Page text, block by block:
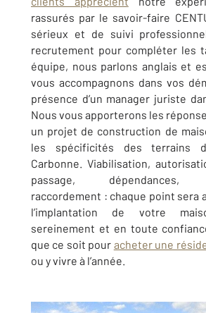
rassurés par le savoir-faire
sérieux et de suivi
recrutement pour compléter les
équipe, nous parlons anglais et
vous accompagnons dans vos
présence d’un manager juriste
Nous vous apporterons les
un projet de construction de
les spécificités des terrains
Carbonne. Viabilisation,
passage, dépendances,
raccordement : chaque point sera
l’implantation de votre
sereinement et en toute
que ce soit pour acheter une
ou y vivre à l’année.